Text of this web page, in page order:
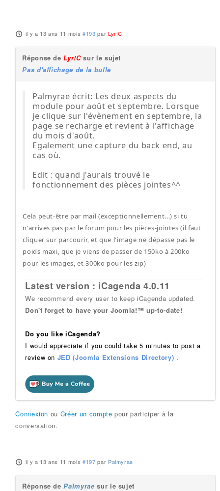
il y a 13 ans 11 mois #193 par Lyr!C
Réponse deLyr!Csur le sujet
Pas d'affichage de la bulle
Palmyrae écrit: Les deux aspects du
module pour août et septembre. Lorsque
je clique sur l'évènement en septembre, la
page se recharge et revient à l'affichage
du mois d'août.
Egalement une capture du back end, au
cas où.
Edit : quand j'aurais trouvé le
fonctionnement des pièces jointes^^
Cela peut-être par mail (exceptionnellement...) si tu
n'arrives pas par le forum pour les pièces-jointes (il faut
cliquer sur parcourir, et que l'image ne dépasse pas le
poids maxi, que je viens de passer de 150ko à 200ko
pour les images, et 300ko pour les zip)
Latest version : iCagenda 4.0.11
We recommend every user to keep iCagenda updated.
Don't forget to have your Joomla!™ up-to-date!
Do you like iCagenda?
I would appreciate if you could take 5 minutes to post a
review on JED (Joomla Extensions Directory) .
Connexion ou Créer un compte pour participer à la
conversation.
il y a 13 ans 11 mois #197 par Palmyrae
Réponse dePalmyrae sur le sujet